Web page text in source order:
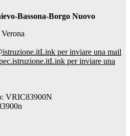
Bassona-Borgo Nuovo
Link per inviare una mail
Link per inviare una
VRIC83900N